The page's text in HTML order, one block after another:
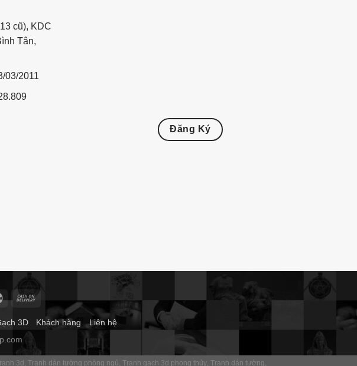
cũ), KDC
Tân,
03/2011
Đăng Ký
3D Khách hàng
Liên hệ
3d Tranh dán tường phòng ngủ Tranh gạch 3d phong thủy Tranh dán tường